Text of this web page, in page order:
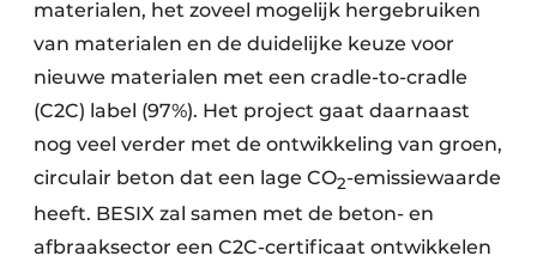
materialen, het zoveel mogelijk hergebruiken
van materialen en de duidelijke keuze voor
nieuwe materialen met een cradle-to-cradle
(C2C) label (97%). Het project gaat daarnaast
nog veel verder met de ontwikkeling van groen,
circulair beton dat een lage CO2-emissiewaarde
heeft. BESIX zal samen met de beton- en
afbraaksector een C2C-certificaat ontwikkelen